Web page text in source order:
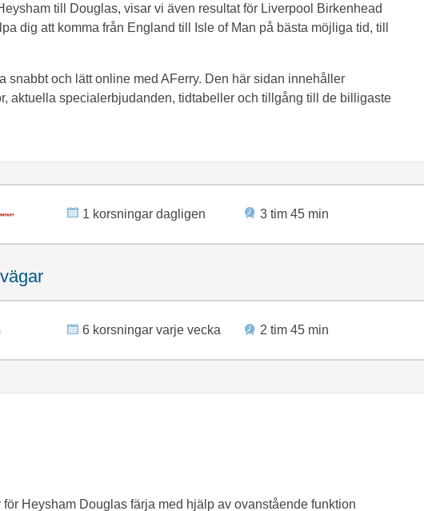
till Douglas, visar vi även resultat för Liverpool Birkenhead
dig att komma från England till Isle of Man på bästa möjliga tid, till
och lätt online med AFerry. Den här sidan innehåller
aktuella specialerbjudanden, tidtabeller och tillgång till de billigaste
1 korsningar dagligen 3 tim 45 min
6 korsningar varje vecka 2 tim 45 min
Heysham Douglas färja med hjälp av ovanstående funktion